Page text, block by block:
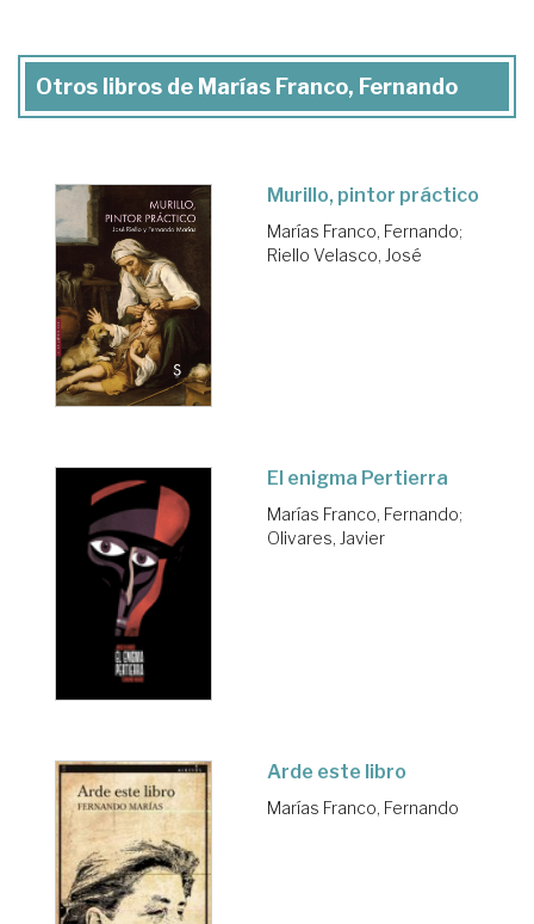
Otros libros de Marías Franco, Fernando
Murillo, pintor práctico
Marías Franco, Fernando;
Riello Velasco, José
El enigma Pertierra
Marías Franco, Fernando;
Olivares, Javier
Arde este libro
Marías Franco, Fernando